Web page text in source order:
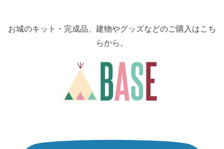
お城のキット・完成品、建物やグッズなどのご購入はこち
らから。